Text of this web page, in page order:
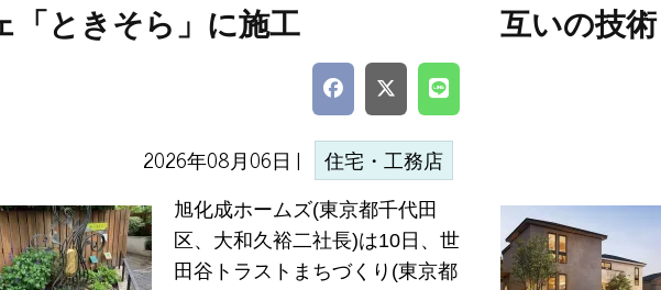
「ときそら」に施工
2026年08月06日 | 住宅・工務店
旭化成ホームズ(東京都千代田
区、大和久裕二社長)は10日、世
田谷トラストまちづくり(東京都
互いの技